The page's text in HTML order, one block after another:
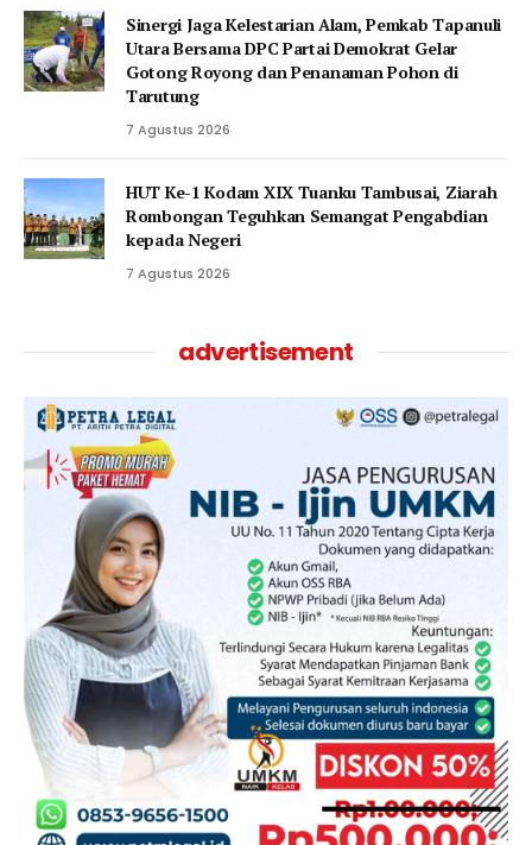
‎Sinergi Jaga Kelestarian Alam, Pemkab Tapanuli
Utara Bersama DPC Partai Demokrat Gelar
Gotong Royong dan Penanaman Pohon di
Tarutung
7 Agustus 2026
HUT Ke-1 Kodam XIX Tuanku Tambusai, Ziarah
Rombongan Teguhkan Semangat Pengabdian
kepada Negeri
7 Agustus 2026
advertisement